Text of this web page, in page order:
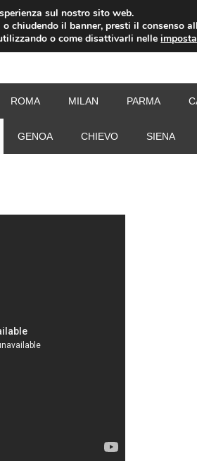
ROMA MILAN PARMA
GENOA CHIEVO SIENA
sul nostro sito web.
chiudendo il banner, presti il consenso
o come disattivarli nelle